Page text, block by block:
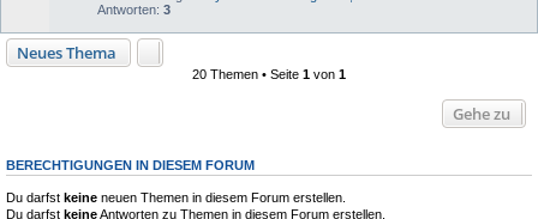
Antworten: 3
Neues Thema
20 Themen • Seite 1 von 1
Gehe zu
BERECHTIGUNGEN IN DIESEM FORUM
Du darfst keine neuen Themen in diesem Forum erstellen.
Du darfst keineAntworten zu Themen in diesem Forum erstellen.